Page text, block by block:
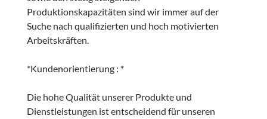
Produktionskapazitäten sind wir immer auf der
Suche nach qualifizierten und hoch motivierten
Arbeitskräften.
*Kundenorientierung : *
Die hohe Qualität unserer Produkte und
Dienstleistungen ist entscheidend für unseren